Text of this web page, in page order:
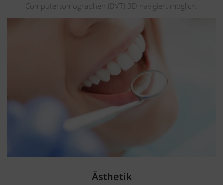
Computertomographen (DVT) 3D navigiert möglich.
Ästhetik